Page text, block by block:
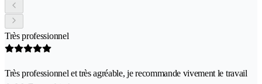
Très professionnel
Très professionnel et très agréable, je recommande vivement le travail